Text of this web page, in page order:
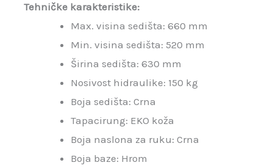
Tehničke karakteristike:
Max. visina sedišta: 660 mm
Min. visina sedišta: 520 mm
Širina sedišta: 630 mm
Nosivost hidraulike: 150 kg
Boja sedišta: Crna
Tapacirung: EKO koža
Boja naslona za ruku: Crna
Boja baze: Hrom